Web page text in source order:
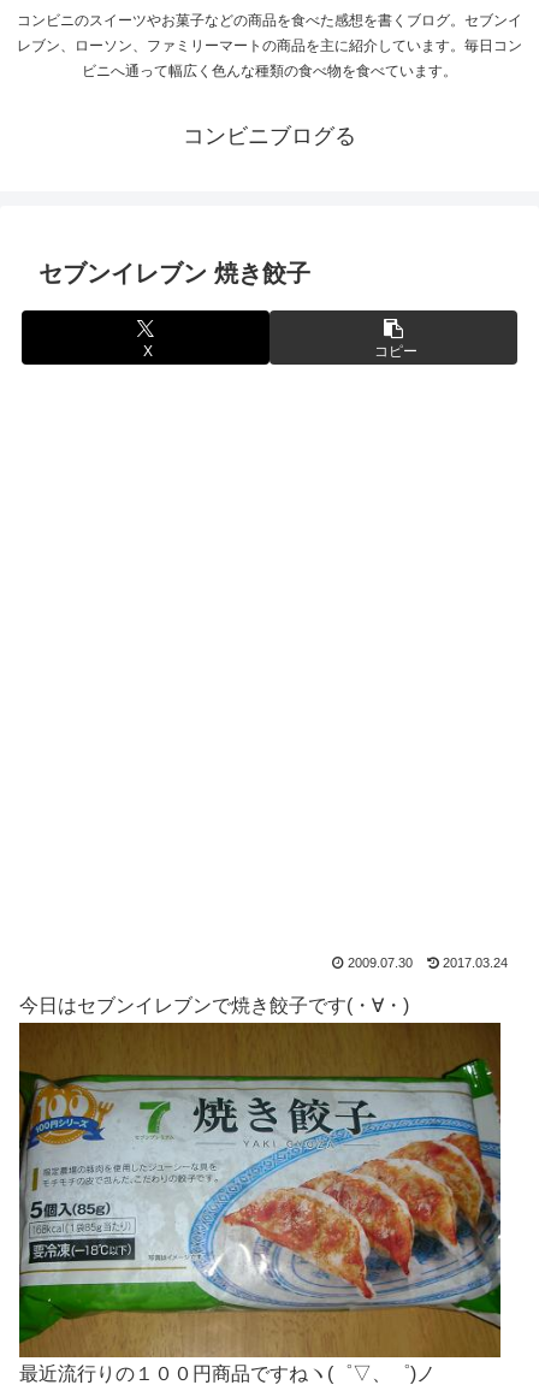
コンビニのスイーツやお菓子などの商品を食べた感想を書くブログ。セブンイ
レブン、ローソン、ファミリーマートの商品を主に紹介しています。毎日コン
ビニへ通って幅広く色んな種類の食べ物を食べています。
コンビニブログる
セブンイレブン 焼き餃子
X コピー
2009.07.30 2017.03.24
今日はセブンイレブンで焼き餃子です(・∀・)
最近流行りの１００円商品ですねヽ(゜▽、゜)ノ